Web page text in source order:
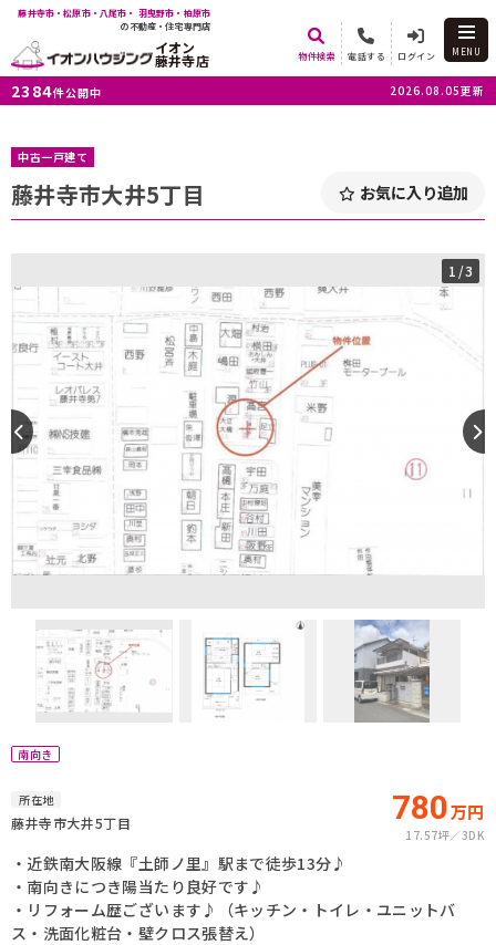
藤井寺市・松原市・八尾市・ 羽曳野市・柏原市
の不動産・住宅専門店
イオン
藤井寺店 物件検索 電話する ログイン MENU
2384件公開中 2026.08.05更新
中古一戸建て
藤井寺市大井5丁目 お気に入り追加
1 /3
南向き
所在地
藤井寺市大井5丁目 780万円
17.57坪 3DK
・近鉄南大阪線『土師ノ里』駅まで徒歩13分♪
・南向きにつき陽当たり良好です♪
・リフォーム歴ございます♪（キッチン・トイレ・ユニットバ
ス・洗面化粧台・壁クロス張替え）